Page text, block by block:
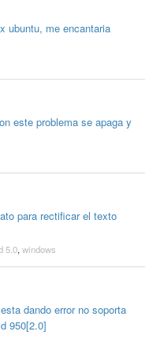
ubuntu, me encantaria
este problema se apaga y
para rectificar el texto
5.0, windows
dando error no soporta
950[2.0]